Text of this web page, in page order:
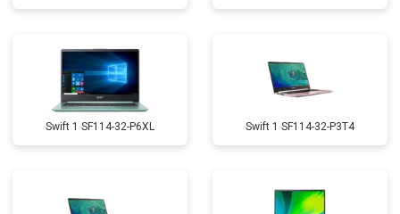
Swift 1 SF114-32-P6XL Swift 1 SF114-32-P3T4